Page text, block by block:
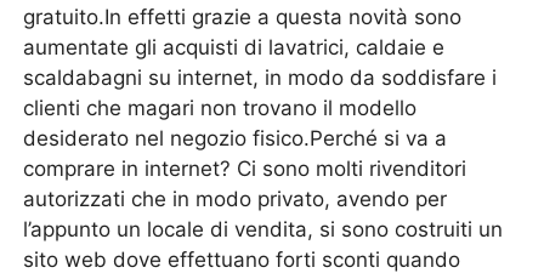
gratuito.In effetti grazie a questa novità sono
aumentate gli acquisti di lavatrici, caldaie e
scaldabagni su internet, in modo da soddisfare i
clienti che magari non trovano il modello
desiderato nel negozio fisico.Perché si va a
comprare in internet? Ci sono molti rivenditori
autorizzati che in modo privato, avendo per
l’appunto un locale di vendita, si sono costruiti un
sito web dove effettuano forti sconti quando